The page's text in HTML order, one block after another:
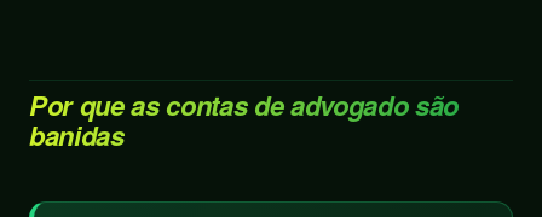
Por que as contas de advogado são
banidas